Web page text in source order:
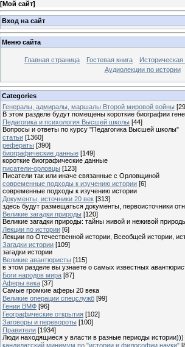
[Мой сайт]
Вход на сайт
Меню сайта
Главная страница Гостевая книга Историческая
Аудиолекции по истории
Categories
Генералы, адмиралы, маршалы Второй мировой войны
В этом разделе будут помещены короткие биографии
Педагогика и психология Высшей школы [44]
Вопросы и ответы по курсу "Педагогика Высшей школы"
статьи [1360]
рефераты [390]
биографические данные [149]
короткие биографические данные
писатели-орловцы [123]
Писатели так или иначе связанные с Орловщиной
современные подходы к изучению истории [6]
современные подходы к изучению истории
Документы, источники 20 век [313]
здесь будут размещаться документы, первоисточники
Великие загадки природы [120]
Великие загадки природы: тайны живой и неживой
Лекции по истории [6]
Лекции по Отечественной истории, Всеобщей истории,
Загадки истории [109]
загадки истории
Великие авантюристы [115]
в этом разделе вы узнаете о самых известных
Боги народов мира [87]
Аферы века [37]
Самые громкие аферы 20 века
Великие операции спецслужб [99]
Гении ВМФ [96]
Географические открытия [102]
Заговоры и перевороты [100]
Правители [1934]
Люди находящиеся у власти в разные периоды истории)))
кандидатский минимум по "истории и философии науки"